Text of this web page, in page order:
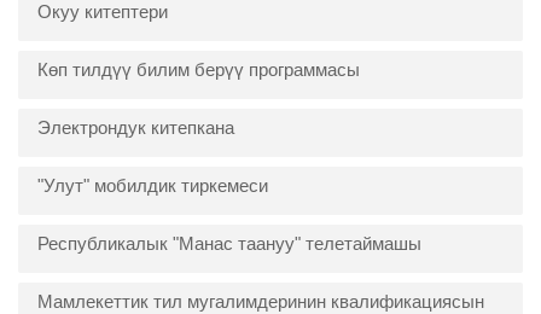
Окуу китептери
Көп тилдүү билим берүү программасы
Электрондук китепкана
"Улут" мобилдик тиркемеси
Республикалык "Манас таануу" телетаймашы
Мамлекеттик тил мугалимдеринин квалификациясын